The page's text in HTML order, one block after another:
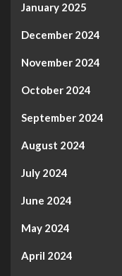
January 2025
December 2024
November 2024
October 2024
September 2024
August 2024
July 2024
June 2024
May 2024
April 2024